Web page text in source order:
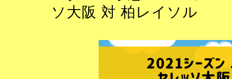
ソ大阪 対 柏レイソル